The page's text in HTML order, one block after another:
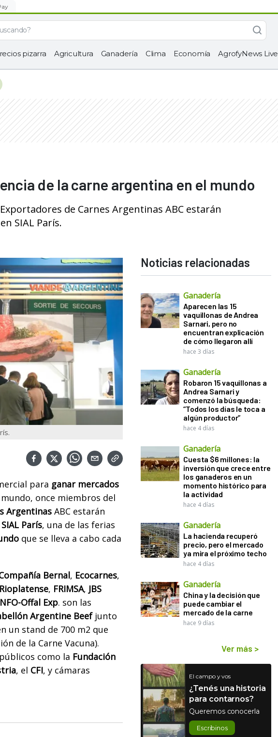
pizarra Agricultura Ganadería Clima Economía AgrofyNews Live
de la carne argentina en el mundo
de Carnes Argentinas ABC estarán
SIAL París.
para ganar mercados
once miembros del
Argentinas ABC estarán
SIAL París, una de las ferias
que se lleva a cabo cada
Bernal, Ecocarnes,
, FRIMSA, JBS
Offal Exp. son las
Argentine Beefjunto
un stand de 700 m2 que
de la Carne Vacuna).
como la Fundación
, el CFI, y cámaras
Noticias relacionadas
Ganadería
Aparecen las 15
vaquillonas de Andrea
Sarnari, pero no
encuentran explicación
de cómo llegaron allí
hace 3 días
Ganadería
Robaron 15 vaquillonas a
Andrea Sarnari y
comenzó la búsqueda:
“Todos los días le toca a
algún productor”
hace 4 días
Ganadería
Cuesta $6 millones: la
inversión que crece entre
los ganaderos en un
momento histórico para
la actividad
hace 4 días
Ganadería
La hacienda recuperó
precio, pero el mercado
ya mira el próximo techo
hace 4 días
Ganadería
China y la decisión que
puede cambiar el
mercado de la carne
hace 9 días
Ver más >
El campo y vos
¿Tenés una historia
para contarnos?
Queremos conocerla
Escribinos